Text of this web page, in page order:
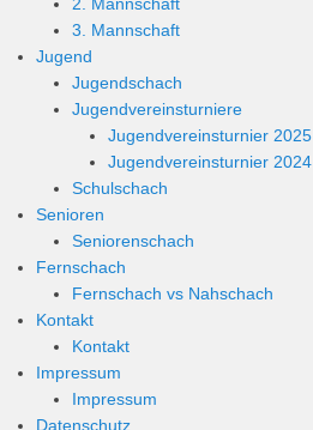
3. Mannschaft
Jugend
Jugendschach
Jugendvereinsturniere
Jugendvereinsturnier 2025
Jugendvereinsturnier 2024
Schulschach
Senioren
Seniorenschach
Fernschach
Fernschach vs Nahschach
Kontakt
Kontakt
Impressum
Impressum
Datenschutz